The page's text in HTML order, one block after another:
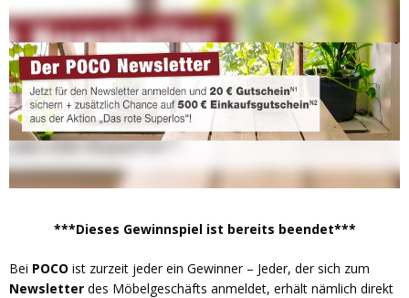
***Dieses Gewinnspiel ist bereits beendet***
Bei POCO ist zurzeit jeder ein Gewinner – Jeder, der sich zum
Newsletter des Möbelgeschäfts anmeldet, erhält nämlich direkt